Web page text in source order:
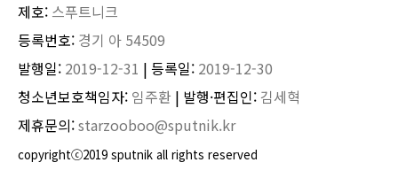
제호: 스푸트니크
등록번호: 경기 아 54509
발행일: 2019-12-31 | 등록일: 2019-12-30
청소년보호책임자: 임주환 | 발행·편집인: 김세혁
제휴문의:starzooboo@sputnik.kr
copyrightⓒ2019 sputnik all rights reserved